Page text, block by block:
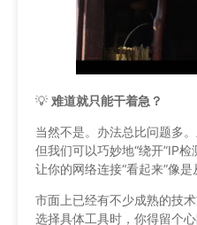
💡 难道就只能干着急？
当然不是。办法总比问题多
但我们可以巧妙地“绕开”IP
让你的网络连接“看起来”像是
市面上已经有不少成熟的技
选择具体工具时，你得留个